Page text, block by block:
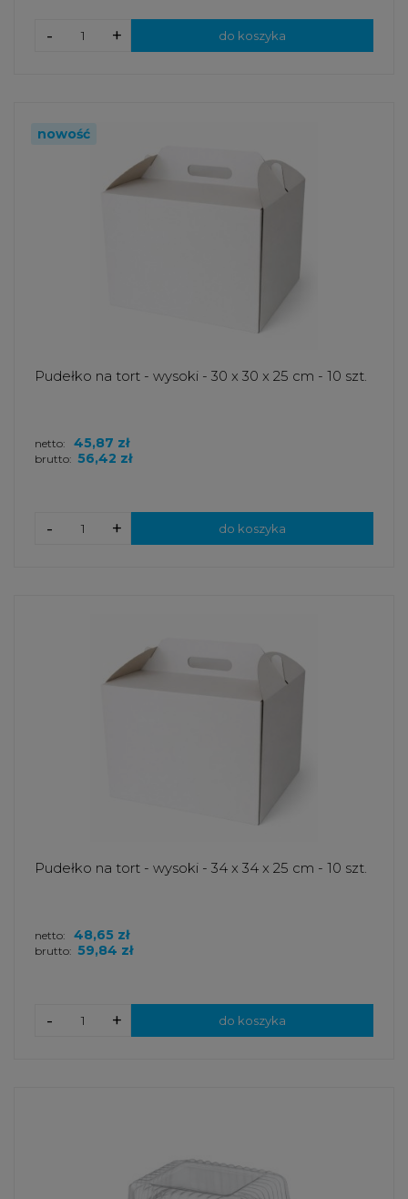
+
- do koszyka
Pudełko na tort - wysoki - 30 x 30 x 25 cm - 10 szt.
brutto: 56,42 zł
netto: 45,87 zł
+
- do koszyka
nowość
Pudełko na tort - wysoki - 34 x 34 x 25 cm - 10 szt.
brutto: 59,84 zł
netto: 48,65 zł
+
- do koszyka